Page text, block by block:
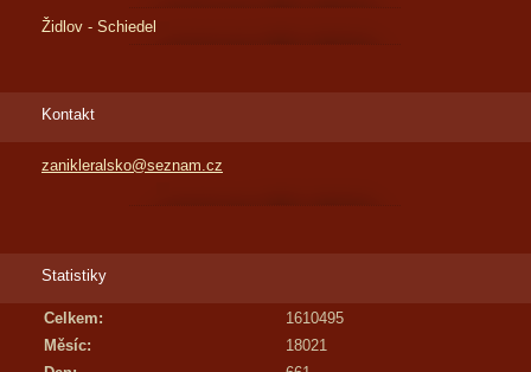
Židlov - Schiedel
Kontakt
zanikleralsko@seznam.cz
Statistiky
Celkem:
1610495
Měsíc:
18021